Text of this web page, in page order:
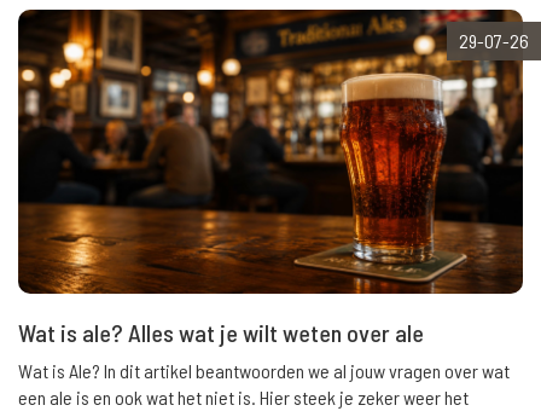
29-07-26
Wat is ale? Alles wat je wilt weten over ale
Wat is Ale? In dit artikel beantwoorden we al jouw vragen over wat
een ale is en ook wat het niet is. Hier steek je zeker weer het